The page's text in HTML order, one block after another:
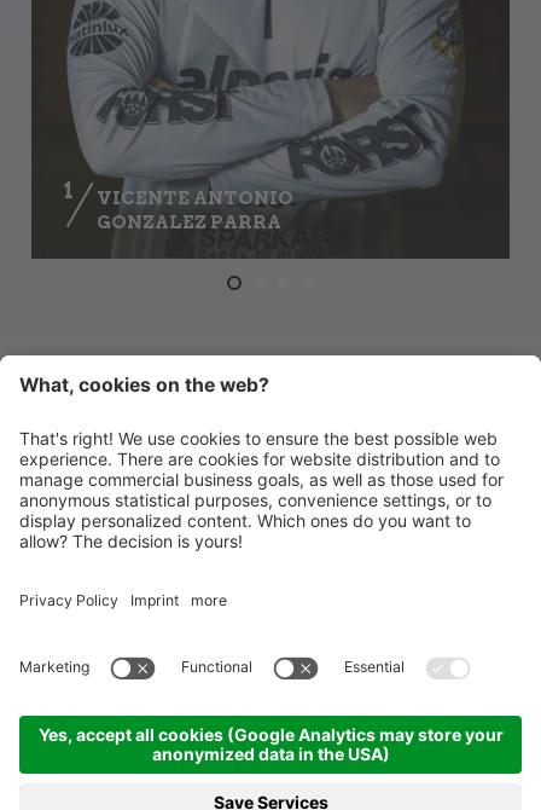
1
VICENTE ANTONIO
GONZALEZ PARRA
ZUR TEAM-ÜBERSICHT
HANDBALL MERAN ALPERIA
Schwimmbadstraße 4
I-39012 Meran
INFO@HANDBALLMERAN.IT
Datenschutzerklärung Cookie-Einstellungen